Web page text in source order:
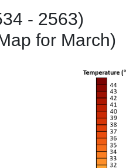
- 2563)
for March)